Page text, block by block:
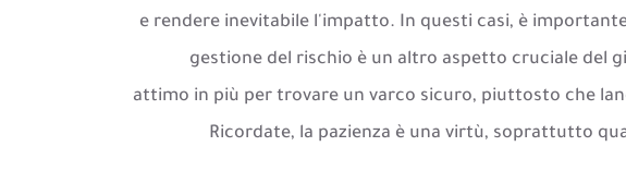
e rendere inevitabile l'impatto. In questi casi, è
gestione del rischio è un altro aspetto cruciale del
attimo in più per trovare un varco sicuro, piuttosto che
Ricordate, la pazienza è una virtù, soprattutto